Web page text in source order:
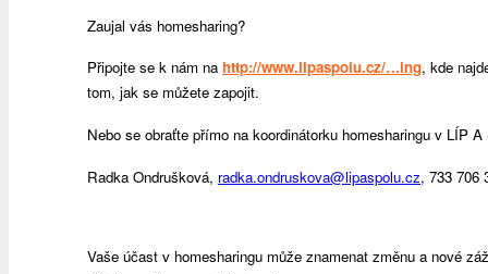
Zaujal vás homesharing?
Připojte se k nám na http://www.lipaspolu.cz/…ing, kde
tom, jak se můžete zapojit.
Nebo se obraťte přímo na koordinátorku homesharingu v LÍP
Radka Ondrušková, radka.ondruskova@lipaspolu.cz, 733 706
Vaše účast v homesharingu může znamenat změnu a nové